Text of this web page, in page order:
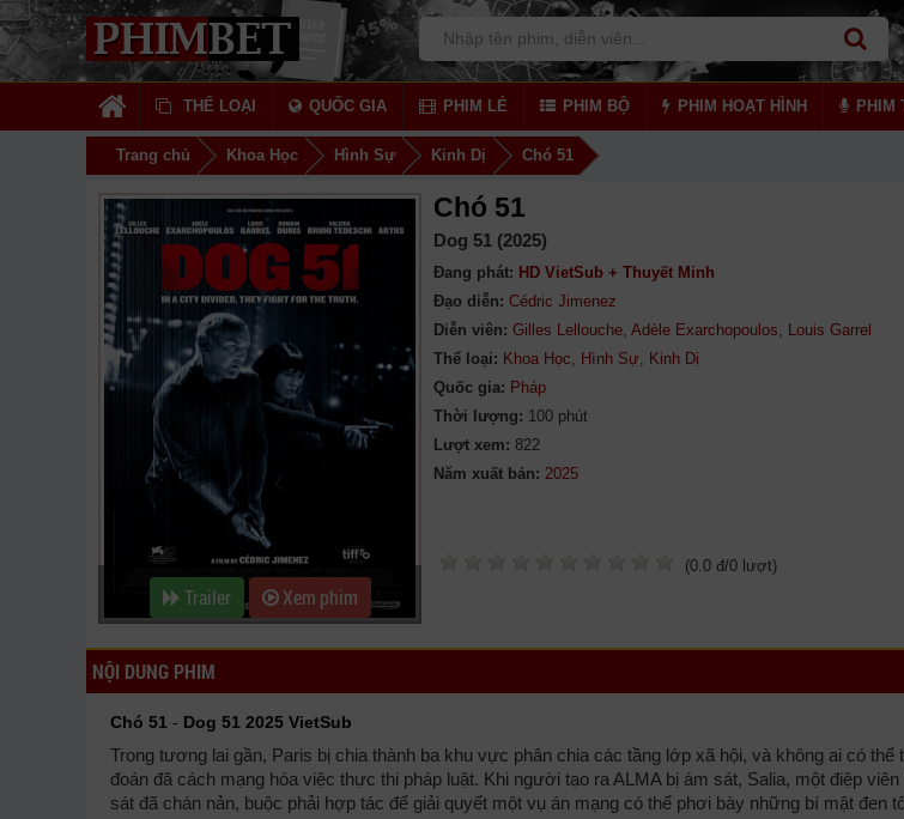
THỂ LOẠI QUỐC GIA PHIM LẺ PHIM BỘ PHIM HOẠT HÌNH PHIM
Trang chủ Khoa Học Hình Sự Kinh Dị Chó 51
Trailer Xem phim
Chó 51
Dog 51 (2025)
Đang phát: HD VietSub + Thuyết Minh
Đạo diễn: Cédric Jimenez
Diễn viên: Gilles Lellouche, Adèle Exarchopoulos, Louis Garrel
Thể loại: Khoa Học, Hình Sự, Kinh Dị
Quốc gia: Pháp
Thời lượng: 100 phút
Lượt xem: 822
Năm xuất bản:
(0.0 đ/0 lượt)
NỘI DUNG PHIM
Chó 51 - Dog 51 2025 VietSub
Trong tương lai gần, Paris bị chia thành ba khu vực phân chia các tầng lớp xã hội, và không ai có thể
đoán đã cách mạng hóa việc thực thi pháp luật. Khi người tạo ra ALMA bị ám sát, Salia, một điệp
sát đã chán nản, buộc phải hợp tác để giải quyết một vụ án mạng có thể phơi bày những bí mật đen